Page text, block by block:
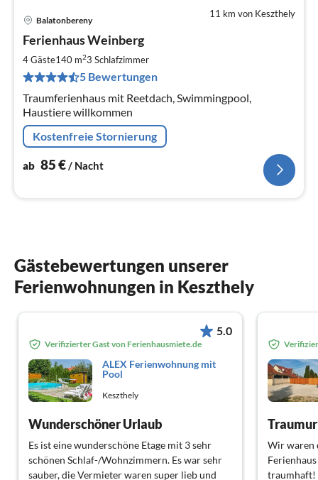
11 km von Keszthely
Balatonbereny
Ferienhaus Weinberg
4 Gäste140 m23 Schlafzimmer
5 Bewertungen
Traumferienhaus mit Reetdach, Swimmingpool,
Haustiere willkommen
Kostenfreie Stornierung
ab 85€ / Nacht
Gästebewertungen unserer
Ferienwohnungen in Keszthely
5.0
Verifizierter Gast von Ferienhausmiete.de
ALEX Ferienwohnung mit
Pool
Keszthely
Wunderschöner Urlaub
Es ist eine wunderschöne Etage mit 3 sehr
schönen Schlaf-/Wohnzimmern. Es war sehr
sauber, die Vermieter waren super lieb und
Wir waren
traumhaft!